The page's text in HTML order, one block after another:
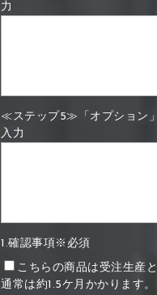
力
≪ステップ5≫「オプション
入力
1.確認事項※必須
こちらの商品は受注生産と
通常は約1.5ケ月かかります